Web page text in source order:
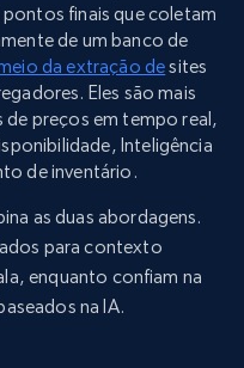
pontos finais que coletam
de um banco de
da extração desites
Eles são mais
preços em tempo real,
Inteligência
de inventário.
as duas abordagens.
para contexto
enquanto confiam na
na IA.